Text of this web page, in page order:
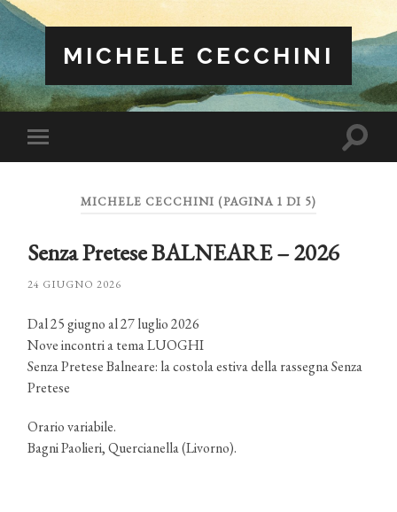
MICHELE CECCHINI
Attiva/disattiva
il
dispositivi
Attiva/
MICHELE CECCHINI (PAGINA 1 DI 5)
Senza Pretese BALNEARE – 2026
24 GIUGNO 2026
Dal 25 giugno al 27 luglio 2026
Nove incontri a tema LUOGHI
Senza Pretese Balneare: la costola estiva della rassegna Senza
Pretese
Orario variabile.
Bagni Paolieri, Quercianella (Livorno).